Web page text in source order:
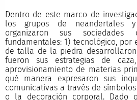
Dentro de este marco de
los grupos de neandertales y
organizaron sus
fundamentales: 1) tecnológico, por
de talla de la piedra
fueron sus estrategias de
aprovisionamiento de materias
qué manera expresaron sus
comunicativas a través de
o la decoración corporal. Dado